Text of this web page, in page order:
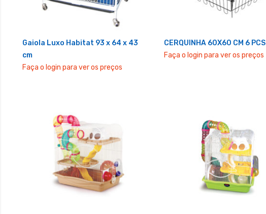
Gaiola Luxo Habitat 93 x 64 x 43
cm
Faça o login para ver os preços
CERQUINHA 60X60 CM 6 PCS
Faça o login para ver os preços